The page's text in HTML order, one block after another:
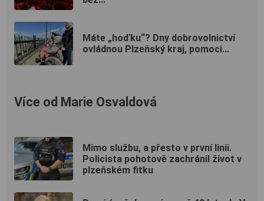
Máte „hoďku“? Dny dobrovolnictví
ovládnou Plzeňský kraj, pomoci...
Více od Marie Osvaldová
Mimo službu, a přesto v první linii.
Policista pohotově zachránil život v
plzeňském fitku